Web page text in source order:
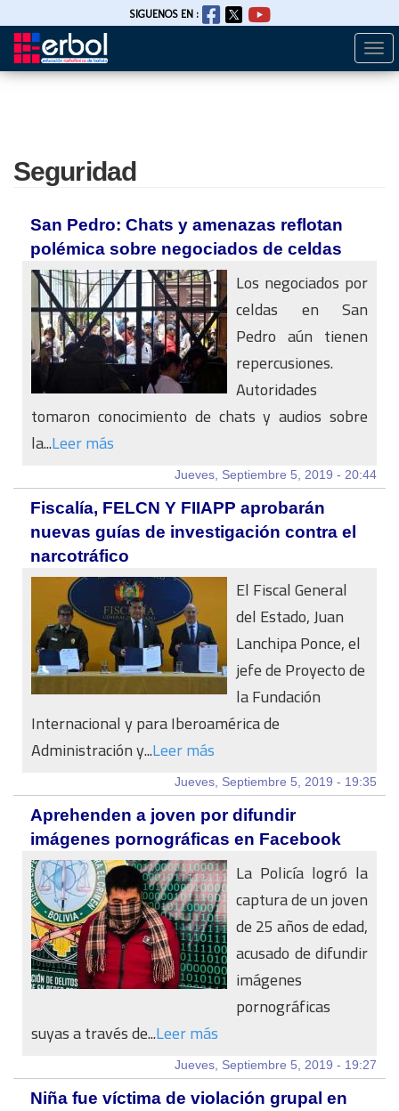
Pasar
SIGUENOS EN :
Seguridad
San Pedro: Chats y amenazas reflotan
polémica sobre negociados de celdas
Los negociados por
celdas en San
Pedro aún tienen
repercusiones.
Autoridades
tomaron conocimiento de chats y audios sobre
la...Leer más
Jueves, Septiembre 5, 2019 - 20:44
Fiscalía, FELCN Y FIIAPP aprobarán
nuevas guías de investigación contra el
narcotráfico
El Fiscal General
del Estado, Juan
Lanchipa Ponce, el
jefe de Proyecto de
la Fundación
Internacional y para Iberoamérica de
Administración y...Leer más
Jueves, Septiembre 5, 2019 - 19:35
Aprehenden a joven por difundir
imágenes pornográficas en Facebook
La Policía logró la
captura de un joven
de 25 años de edad,
acusado de difundir
imágenes
pornográficas
suyas a través de...Leer más
Jueves, Septiembre 5, 2019 - 19:27
Niña fue víctima de violación grupal en